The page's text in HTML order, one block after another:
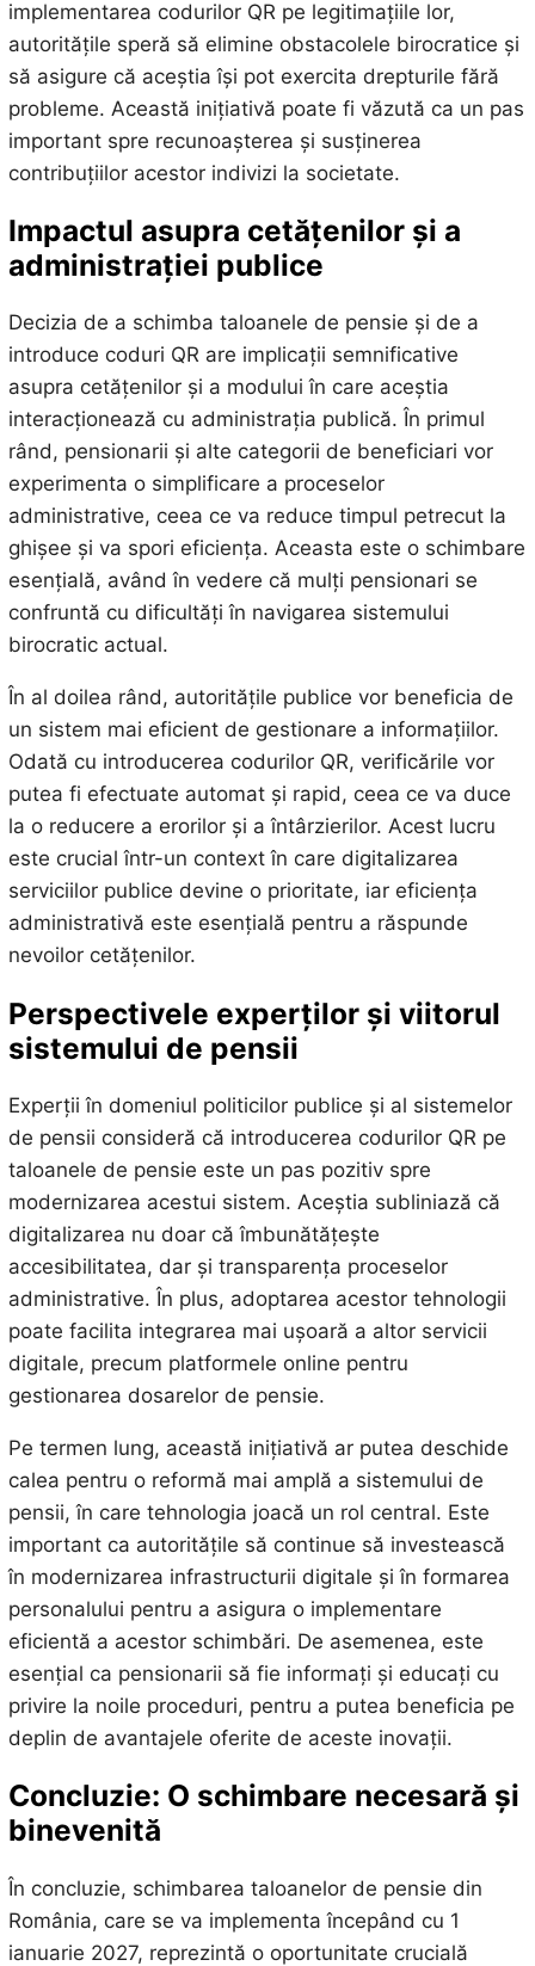
implementarea codurilor QR pe legitimațiile lor,
autoritățile speră să elimine obstacolele birocratice și
să asigure că aceștia își pot exercita drepturile fără
probleme. Această inițiativă poate fi văzută ca un pas
important spre recunoașterea și susținerea
contribuțiilor acestor indivizi la societate.
Impactul asupra cetățenilor și a
administrației publice
Decizia de a schimba taloanele de pensie și de a
introduce coduri QR are implicații semnificative
asupra cetățenilor și a modului în care aceștia
interacționează cu administrația publică. În primul
rând, pensionarii și alte categorii de beneficiari vor
experimenta o simplificare a proceselor
administrative, ceea ce va reduce timpul petrecut la
ghișee și va spori eficiența. Aceasta este o schimbare
esențială, având în vedere că mulți pensionari se
confruntă cu dificultăți în navigarea sistemului
birocratic actual.
În al doilea rând, autoritățile publice vor beneficia de
un sistem mai eficient de gestionare a informațiilor.
Odată cu introducerea codurilor QR, verificările vor
putea fi efectuate automat și rapid, ceea ce va duce
la o reducere a erorilor și a întârzierilor. Acest lucru
este crucial într-un context în care digitalizarea
serviciilor publice devine o prioritate, iar eficiența
administrativă este esențială pentru a răspunde
nevoilor cetățenilor.
Perspectivele experților și viitorul
sistemului de pensii
Experții în domeniul politicilor publice și al sistemelor
de pensii consideră că introducerea codurilor QR pe
taloanele de pensie este un pas pozitiv spre
modernizarea acestui sistem. Aceștia subliniază că
digitalizarea nu doar că îmbunătățește
accesibilitatea, dar și transparența proceselor
administrative. În plus, adoptarea acestor tehnologii
poate facilita integrarea mai ușoară a altor servicii
digitale, precum platformele online pentru
gestionarea dosarelor de pensie.
Pe termen lung, această inițiativă ar putea deschide
calea pentru o reformă mai amplă a sistemului de
pensii, în care tehnologia joacă un rol central. Este
important ca autoritățile să continue să investească
în modernizarea infrastructurii digitale și în formarea
personalului pentru a asigura o implementare
eficientă a acestor schimbări. De asemenea, este
esențial ca pensionarii să fie informați și educați cu
privire la noile proceduri, pentru a putea beneficia pe
deplin de avantajele oferite de aceste inovații.
Concluzie: O schimbare necesară și
binevenită
În concluzie, schimbarea taloanelor de pensie din
România, care se va implementa începând cu 1
ianuarie 2027, reprezintă o oportunitate crucială